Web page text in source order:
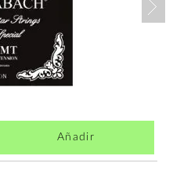
Añadir